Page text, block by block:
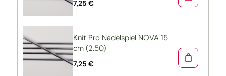
7,25 €
Knit Pro Nadelspiel NOVA 15
cm (2.50)
7,25 €